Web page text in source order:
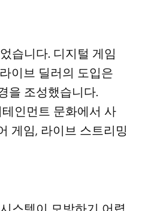
습니다. 디지털 게임
이브 딜러의 도입은
을 조성했습니다.
인먼트 문화에서 사
게임, 라이브 스트리밍